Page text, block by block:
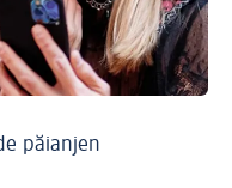
păianjen